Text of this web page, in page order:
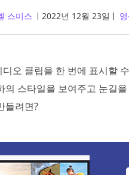
스미스 2022년 12월 23일
오 클립을 한 번에 표시할
스타일을 보여주고 눈길
들려면?